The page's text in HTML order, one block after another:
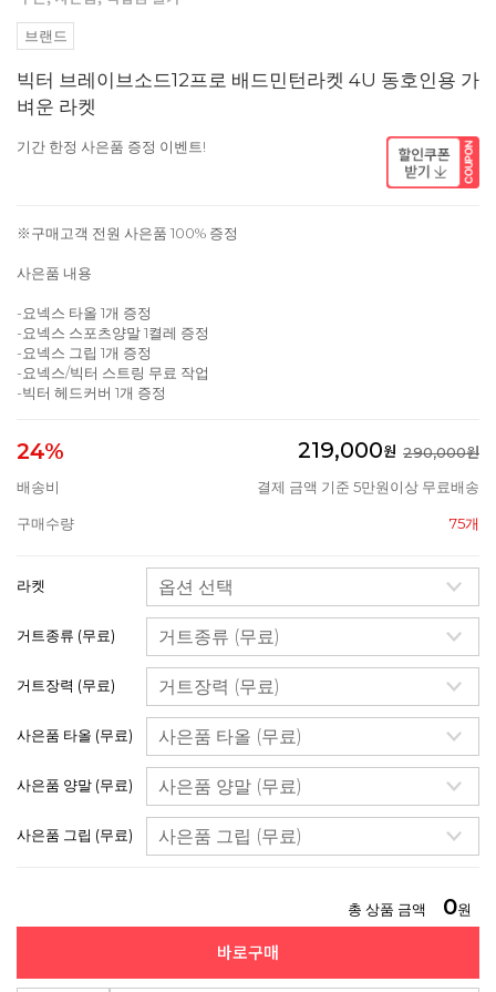
브랜드
빅터 브레이브소드12프로 배드민턴라켓 4U 동호인용 가
벼운 라켓
기간 한정 사은품 증정 이벤트!
※구매고객 전원 사은품 100% 증정
사은품 내용
-요넥스 타올 1개 증정
-요넥스 스포츠양말 1켤레 증정
-요넥스 그립 1개 증정
-요넥스/빅터 스트링 무료 작업
-빅터 헤드커버 1개 증정
24% 219,000원 290,000원
배송비
결제 금액 기준 5만원이상 무료배송
구매수량 75개
라켓
거트종류 (무료)
거트장력 (무료)
사은품 타올 (무료)
사은품 양말 (무료)
사은품 그립 (무료)
총 상품 금액 0원
바로구매